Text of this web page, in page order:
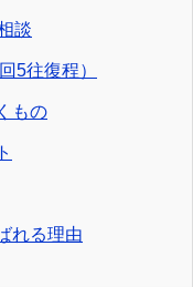
談
5往復程）
もの
れる理由